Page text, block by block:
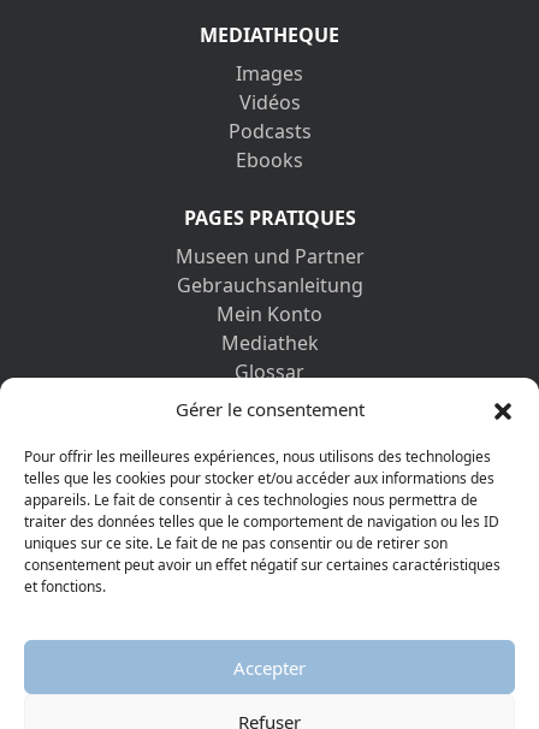
Gérer le consentement
Pour offrir les meilleures expériences, nous utilisons des technologies
telles que les cookies pour stocker et/ou accéder aux informations des
appareils. Le fait de consentir à ces technologies nous permettra de
traiter des données telles que le comportement de navigation ou les ID
uniques sur ce site. Le fait de ne pas consentir ou de retirer son
consentement peut avoir un effet négatif sur certaines caractéristiques
et fonctions.
Accepter
Refuser
MEDIATHEQUE
Images
Vidéos
Podcasts
Ebooks
PAGES PRATIQUES
Museen und Partner
Gebrauchsanleitung
Mein Konto
Mediathek
Glossar
Kontaktformular
Datenschutz-Bestimmungen
ENTDECKEN SIE AUCH